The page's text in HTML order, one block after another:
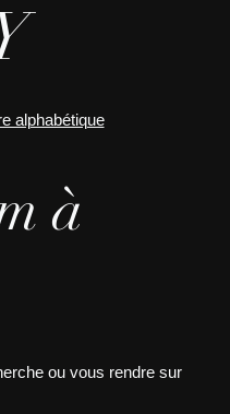
alphabétique
à
ou vous rendre sur